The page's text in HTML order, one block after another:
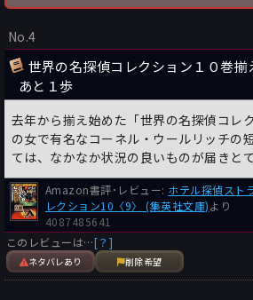
No.4
世界の名探偵コレクション１０巻揃
あと１歩
去年から揃え始めた「世界の名探偵コレ
の女で有名なコーネル・ウールリッチの
ては、なかなか状況の良いものが届きと
Amazon書評･レビュー: ホテル探偵スト
レクション10〈9〉 (集英社文庫)より
4087485641
このレビューは…[？]
ネタバレあり 削除希望